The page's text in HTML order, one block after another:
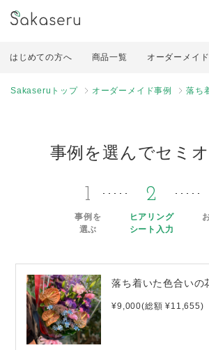
はじめての方へ 商品一覧 オーダーメイ
Sakaseruトップ オーダーメイド事例 落ち
事例を選んでセミ
1
事例を
選ぶ
2
ヒアリング
シート入力
落ち着いた色合いの
¥9,000(総額 ¥11,655)